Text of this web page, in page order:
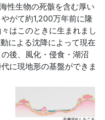
性生物の死骸を含む厚い
がて約1,200万年前に隆
はこのときに生まれまし
による沈降によって現在
後、風化・侵食・湖沼
に現地形の基盤ができま